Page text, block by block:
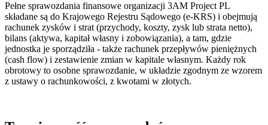
Pełne sprawozdania finansowe organizacji 3AM Project PL
składane są do Krajowego Rejestru Sądowego (e-KRS) i obejmują
rachunek zysków i strat (przychody, koszty, zysk lub strata netto),
bilans (aktywa, kapitał własny i zobowiązania), a tam, gdzie
jednostka je sporządziła - także rachunek przepływów pieniężnych
(cash flow) i zestawienie zmian w kapitale własnym. Każdy rok
obrotowy to osobne sprawozdanie, w układzie zgodnym ze wzorem
z ustawy o rachunkowości, z kwotami w złotych.